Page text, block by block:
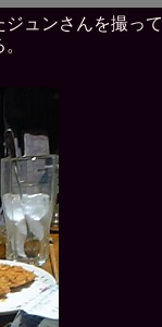
ュンさんを撮っ